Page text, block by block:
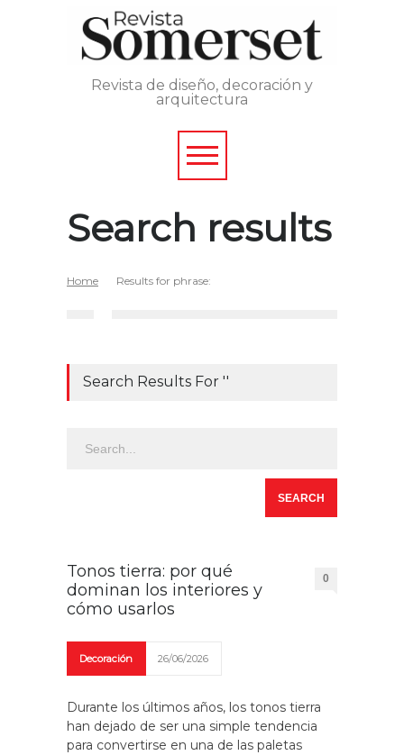
Revista de diseño, decoración y
arquitectura
Search results
Home Results for phrase:
Search Results For ''
Tonos tierra: por qué
dominan los interiores y
cómo usarlos
0
Decoración 26/06/2026
Durante los últimos años, los tonos tierra
han dejado de ser una simple tendencia
para convertirse en una de las paletas